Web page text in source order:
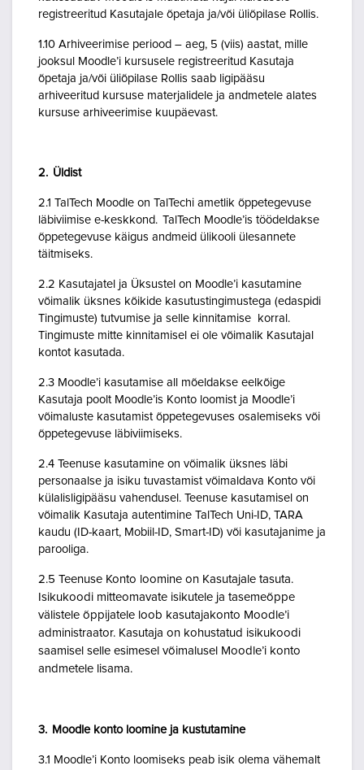
registreeritud Kasutajale õpetaja ja/või üliõpilase Rollis.
1.10 Arhiveerimise periood – aeg, 5 (viis) aastat, mille
jooksul Moodle’i kursusele registreeritud Kasutaja
õpetaja ja/või üliõpilase Rollis saab ligipääsu
arhiveeritud kursuse materjalidele ja andmetele alates
kursuse arhiveerimise kuupäevast.
2. Üldist
2.1 TalTech Moodle on TalTechi ametlik õppetegevuse
läbiviimise e-keskkond. TalTech Moodle’is töödeldakse
õppetegevuse käigus andmeid ülikooli ülesannete
täitmiseks.
2.2 Kasutajatel ja Üksustel on Moodle’i kasutamine
võimalik üksnes kõikide kasutustingimustega (edaspidi
Tingimuste) tutvumise ja selle kinnitamise korral.
Tingimuste mitte kinnitamisel ei ole võimalik Kasutajal
kontot kasutada.
2.3 Moodle’i kasutamise all mõeldakse eelkõige
Kasutaja poolt Moodle’is Konto loomist ja Moodle’i
võimaluste kasutamist õppetegevuses osalemiseks või
õppetegevuse läbiviimiseks.
2.4 Teenuse kasutamine on võimalik üksnes läbi
personaalse ja isiku tuvastamist võimaldava Konto või
külalisligipääsu vahendusel. Teenuse kasutamisel on
võimalik Kasutaja autentimine TalTech Uni-ID, TARA
kaudu (ID-kaart, Mobiil-ID, Smart-ID) või kasutajanime ja
parooliga.
2.5 Teenuse Konto loomine on Kasutajale tasuta.
Isikukoodi mitteomavate isikutele ja tasemeõppe
välistele õppijatele loob kasutajakonto Moodle’i
administraator. Kasutaja on kohustatud isikukoodi
saamisel selle esimesel võimalusel Moodle’i konto
andmetele lisama.
3. Moodle konto loomine ja kustutamine
3.1 Moodle’i Konto loomiseks peab isik olema vähemalt